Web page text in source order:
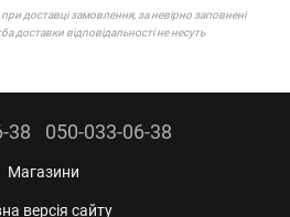
доставці замовлення, за невірно заповнені
доставки відповідальності не несуть
38 050-033-06-38
Магазини
версія сайту